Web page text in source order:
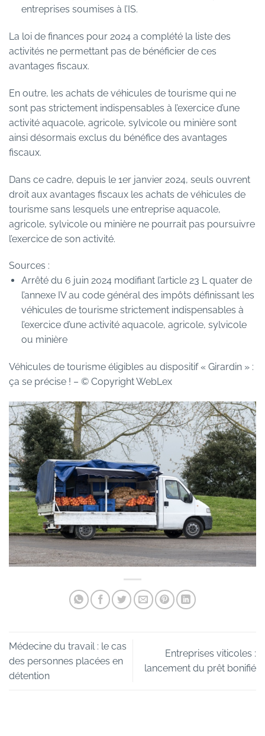
entreprises soumises à l’IS.
La loi de finances pour 2024 a complété la liste des
activités ne permettant pas de bénéficier de ces
avantages fiscaux.
En outre, les achats de véhicules de tourisme qui ne
sont pas strictement indispensables à l’exercice d’une
activité aquacole, agricole, sylvicole ou minière sont
ainsi désormais exclus du bénéfice des avantages
fiscaux.
Dans ce cadre, depuis le 1er janvier 2024, seuls ouvrent
droit aux avantages fiscaux les achats de véhicules de
tourisme sans lesquels une entreprise aquacole,
agricole, sylvicole ou minière ne pourrait pas poursuivre
l’exercice de son activité.
Sources :
Arrêté du 6 juin 2024 modifiant l’article 23 L quater de
l’annexe IV au code général des impôts définissant les
véhicules de tourisme strictement indispensables à
l’exercice d’une activité aquacole, agricole, sylvicole
ou minière
Véhicules de tourisme éligibles au dispositif « Girardin » :
ça se précise ! – © Copyright WebLex
Médecine du travail : le cas
des personnes placées en
détention
Entreprises viticoles :
lancement du prêt bonifié